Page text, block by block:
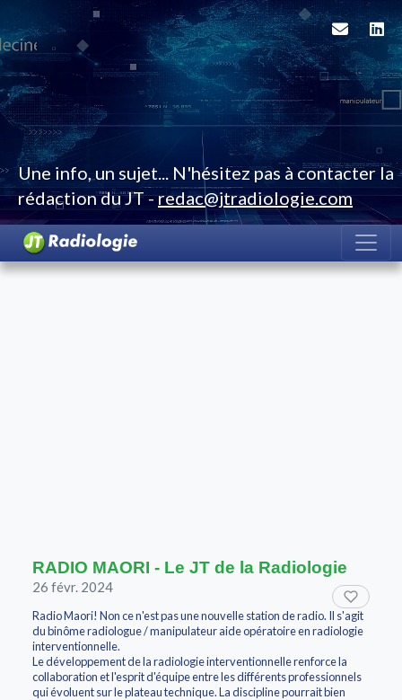
Une info, un sujet... N'hésitez pas à contacter la
rédaction du JT -redac@jtradiologie.com
RADIO MAORI - Le JT de la Radiologie
26 févr. 2024
Radio Maori! Non ce n'est pas une nouvelle station de radio. Il s'agit
du binôme radiologue / manipulateur aide opératoire en radiologie
interventionnelle.
Le développement de la radiologie interventionnelle renforce la
collaboration et l'esprit d'équipe entre les différents professionnels
qui évoluent sur le plateau technique. La discipline pourrait bien